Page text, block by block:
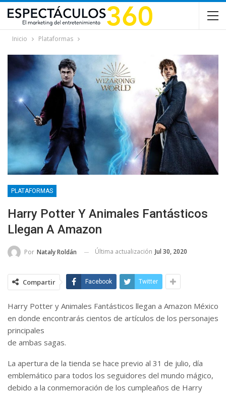
Inicio Plataformas
PLATAFORMAS
Harry Potter Y Animales Fantásticos
Llegan A Amazon
Por Nataly Roldán Última actualización Jul 30, 2020
Compartir Facebook Twitter
Harry Potter y Animales Fantásticos llegan a Amazon México
en donde encontrarás cientos de artículos de los personajes
principales
de ambas sagas.
La apertura de la tienda se hace previo al 31 de julio, día
emblemático para todos los seguidores del mundo mágico,
debido a la conmemoración de los cumpleaños de Harry